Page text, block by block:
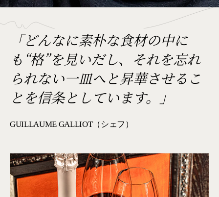
「どんなに素朴な食材の中に
も“格”を見いだし、それを忘れ
られない一皿へと昇華させるこ
とを信条としています。」
GUILLAUME GALLIOT（シェフ）